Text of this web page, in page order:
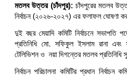
মতলব উত্তর (চাঁদপুর): চাঁদপুরের মতলব
নির্বাচন (২০২৬-২০২৭) এর ফলাফল ঘোষণা
দুই বছর মেয়াদি কমিটি নির্বাচনে সভাপতি
প্রতিনিধি মো. সফিকুল ইসলাম রানা এবং
টেলিভিশন ও নয়া দিগন্তের মতলব প্রতিনিধি
নির্বাচন পরিচালনা কমিটির প্রধান নির্বাচন